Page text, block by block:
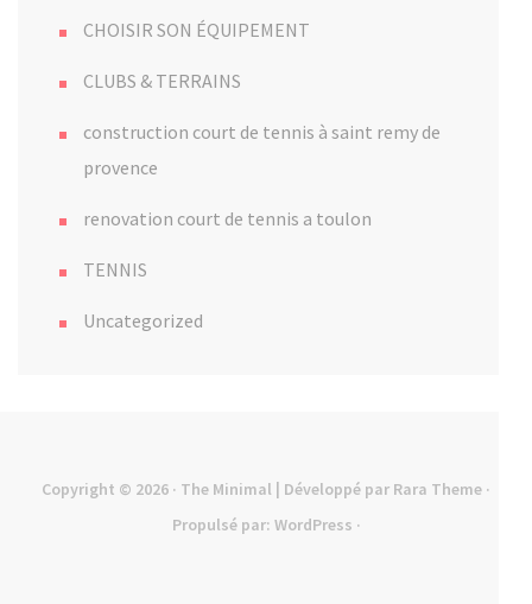
CHOISIR SON ÉQUIPEMENT
CLUBS & TERRAINS
construction court de tennis à saint remy de
provence
renovation court de tennis a toulon
TENNIS
Uncategorized
Copyright © 2026 · The Minimal | Développé par Rara Theme ·
Propulsé par: WordPress ·